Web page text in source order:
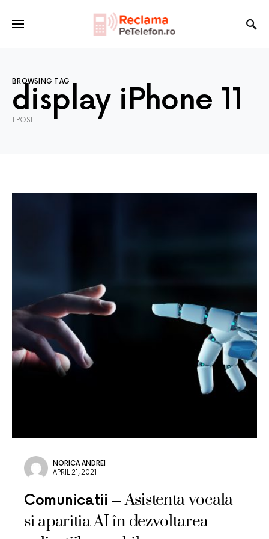
BROWSING TAG
display iPhone 11
1 POST
NORICA ANDREI
APRIL 21, 2021
Comunicatii
Asistenta vocala
si aparitia AI în dezvoltarea